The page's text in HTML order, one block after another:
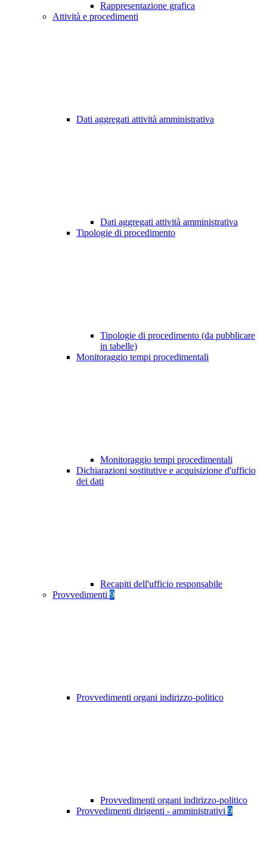
Rappresentazione grafica
Attività e procedimenti
Dati aggregati attività amministrativa
Dati aggregati attività amministrativa
Tipologie di procedimento
Tipologie di procedimento (da pubblicare
in tabelle)
Monitoraggio tempi procedimentali
Monitoraggio tempi procedimentali
Dichiarazioni sostitutive e acquisizione d'ufficio
dei dati
Recapiti dell'ufficio responsabile
Provvedimenti 9
Provvedimenti organi indirizzo-politico
Provvedimenti organi indirizzo-politico
Provvedimenti dirigenti - amministrativi 9